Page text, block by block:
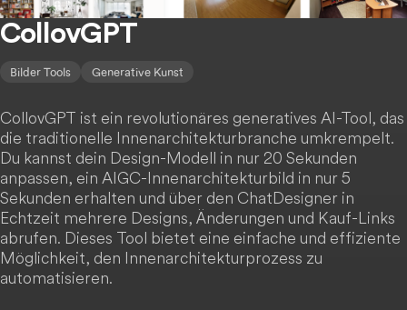
CollovGPT
Bilder Tools Generative Kunst
CollovGPT ist ein revolutionäres generatives AI-Tool, das
die traditionelle Innenarchitekturbranche umkrempelt.
Du kannst dein Design-Modell in nur 20 Sekunden
anpassen, ein AIGC-Innenarchitekturbild in nur 5
Sekunden erhalten und über den ChatDesigner in
Echtzeit mehrere Designs, Änderungen und Kauf-Links
abrufen. Dieses Tool bietet eine einfache und effiziente
Möglichkeit, den Innenarchitekturprozess zu
automatisieren.